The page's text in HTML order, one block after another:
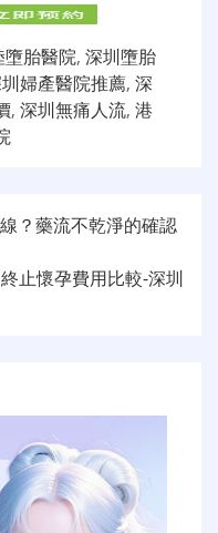
墮胎醫院, 深圳墮胎
婦產醫院推薦, 深
, 深圳無痛人流, 港
？藥流不乾淨的確認
止懷孕費用比較-深圳